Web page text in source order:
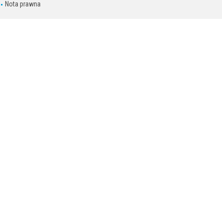
Nota prawna